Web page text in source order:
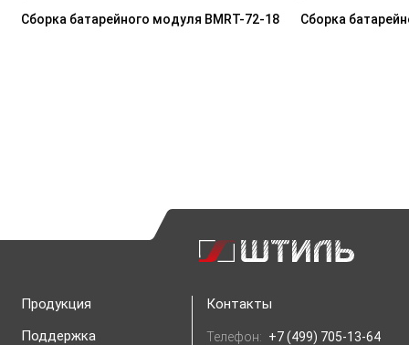
Сборка батарейного модуля BMRT-72-18 Сборка
Продукция
Поддержка
Контакты
Телефон: +7 (499) 705-13-64